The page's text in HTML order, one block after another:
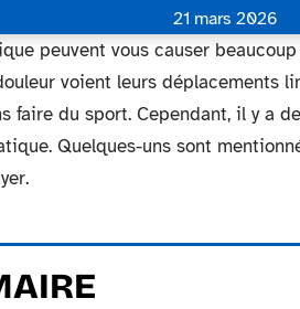
21 mars 2026
peuvent vous causer
voient leurs déplacements
faire du sport. Cependant, il y a
Quelques-uns sont